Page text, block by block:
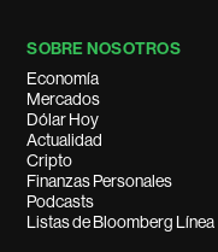
SOBRE NOSOTROS
Economía
Mercados
Dólar Hoy
Actualidad
Cripto
Finanzas Personales
Podcasts
Listas de Bloomberg Línea